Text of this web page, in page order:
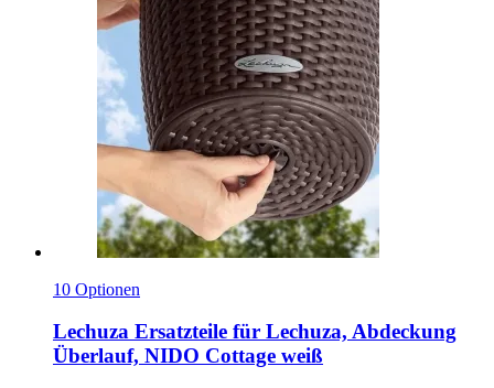
10 Optionen
Lechuza Ersatzteile für Lechuza, Abdeckung
Überlauf, NIDO Cottage weiß